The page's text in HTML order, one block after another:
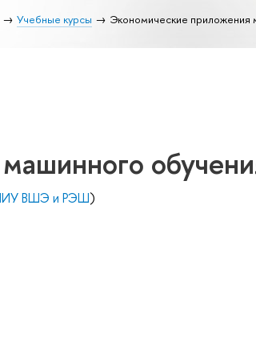
Учебные курсы Экономические приложения
НИУ ВШЭ и РЭШ)